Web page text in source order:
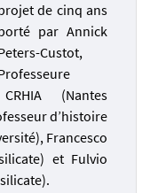
de cinq ans
par Annick
Custot,
(Nantes
d’histoire
), Francesco
et Fulvio